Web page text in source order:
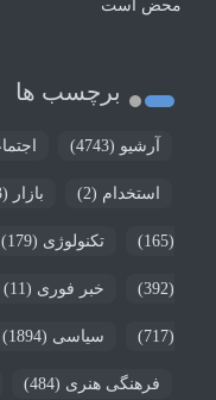
محض است
برچسب ها
آرشیو (4743)
استخدام (2) بازار (403)
(165) تکنولوژی (179)
(392) خبر فوری (11)
(717) سیاسی (1894)
فرهنگی هنری (484)